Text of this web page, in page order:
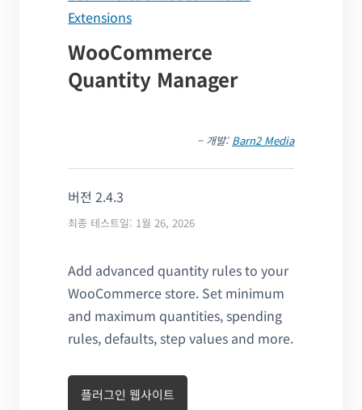
Extensions
WooCommerce
Quantity Manager
– 개발: Barn2 Media
버전 2.4.3
최종 테스트일: 1월 26, 2026
Add advanced quantity rules to your
WooCommerce store. Set minimum
and maximum quantities, spending
rules, defaults, step values and more.
플러그인 웹사이트